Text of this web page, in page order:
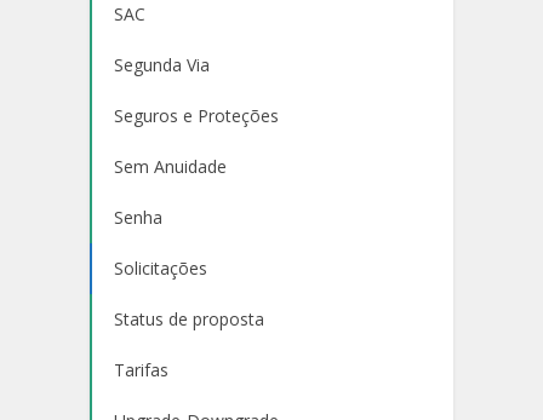
SAC
Segunda Via
Seguros e Proteções
Sem Anuidade
Senha
Solicitações
Status de proposta
Tarifas